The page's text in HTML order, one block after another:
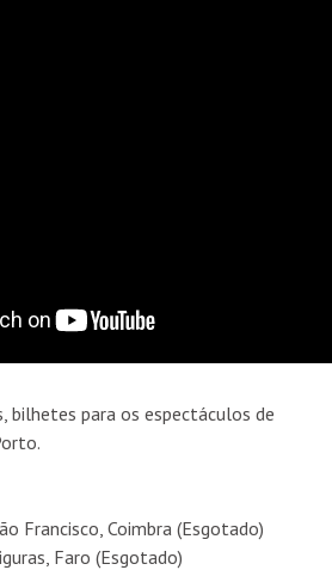
bilhetes para os espectáculos de
Francisco, Coimbra (Esgotado)
Faro (Esgotado)